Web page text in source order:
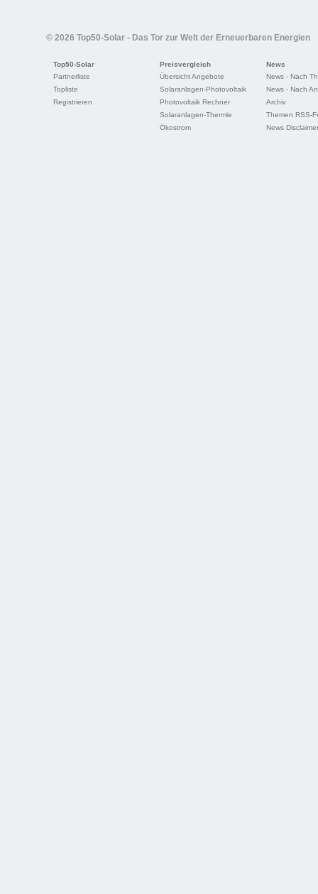
© 2026 Top50-Solar - Das Tor zur Welt der Erneuerbaren Energien
Top50-Solar
Partnerliste
Topliste
Registrieren
Preisvergleich
Übersicht Angebote
Solaranlagen-Photovoltaik
Photovoltaik Rechner
Solaranlagen-Thermie
Ökostrom
News
News - Nach
News - Nach
Archiv
Themen RSS-
News Disclaimer